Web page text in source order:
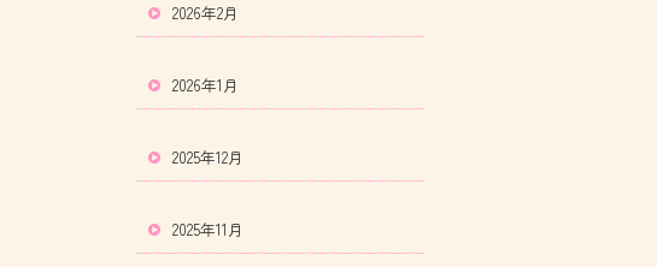
2026年2月
2026年1月
2025年12月
2025年11月